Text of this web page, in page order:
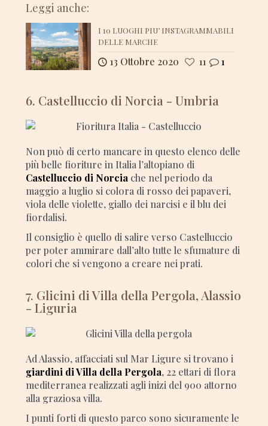
Leggi anche:
I 10 LUOGHI PIU’ INSTAGRAMMABILI
DELLE MARCHE
13 Ottobre 2020 1
11
6. Castelluccio di Norcia - Umbria
Non può di certo mancare in questo elenco delle
più belle fioriture in Italia l’altopiano di
Castelluccio di Norcia che nel periodo da
maggio a luglio si colora di rosso dei papaveri,
viola delle violette, giallo dei narcisi e il blu dei
fiordalisi.
Il consiglio è quello di salire verso Castelluccio
per poter ammirare dall’alto tutte le sfumature di
colori che si vengono a creare nei prati.
7. Glicini di Villa della Pergola, Alassio
- Liguria
Ad Alassio, affacciati sul Mar Ligure si trovano i
giardini di Villa della Pergola, 22 ettari di flora
mediterranea realizzati agli inizi del 900 attorno
alla graziosa villa.
I punti forti di questo parco sono sicuramente le